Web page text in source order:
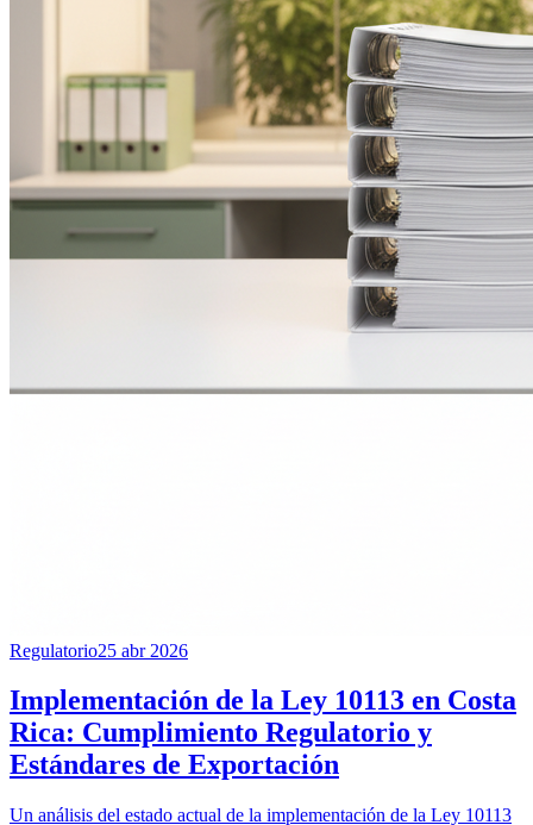
Regulatorio25 abr 2026
Implementación de la Ley 10113 en Costa
Rica: Cumplimiento Regulatorio y
Estándares de Exportación
Un análisis del estado actual de la implementación de la Ley 10113